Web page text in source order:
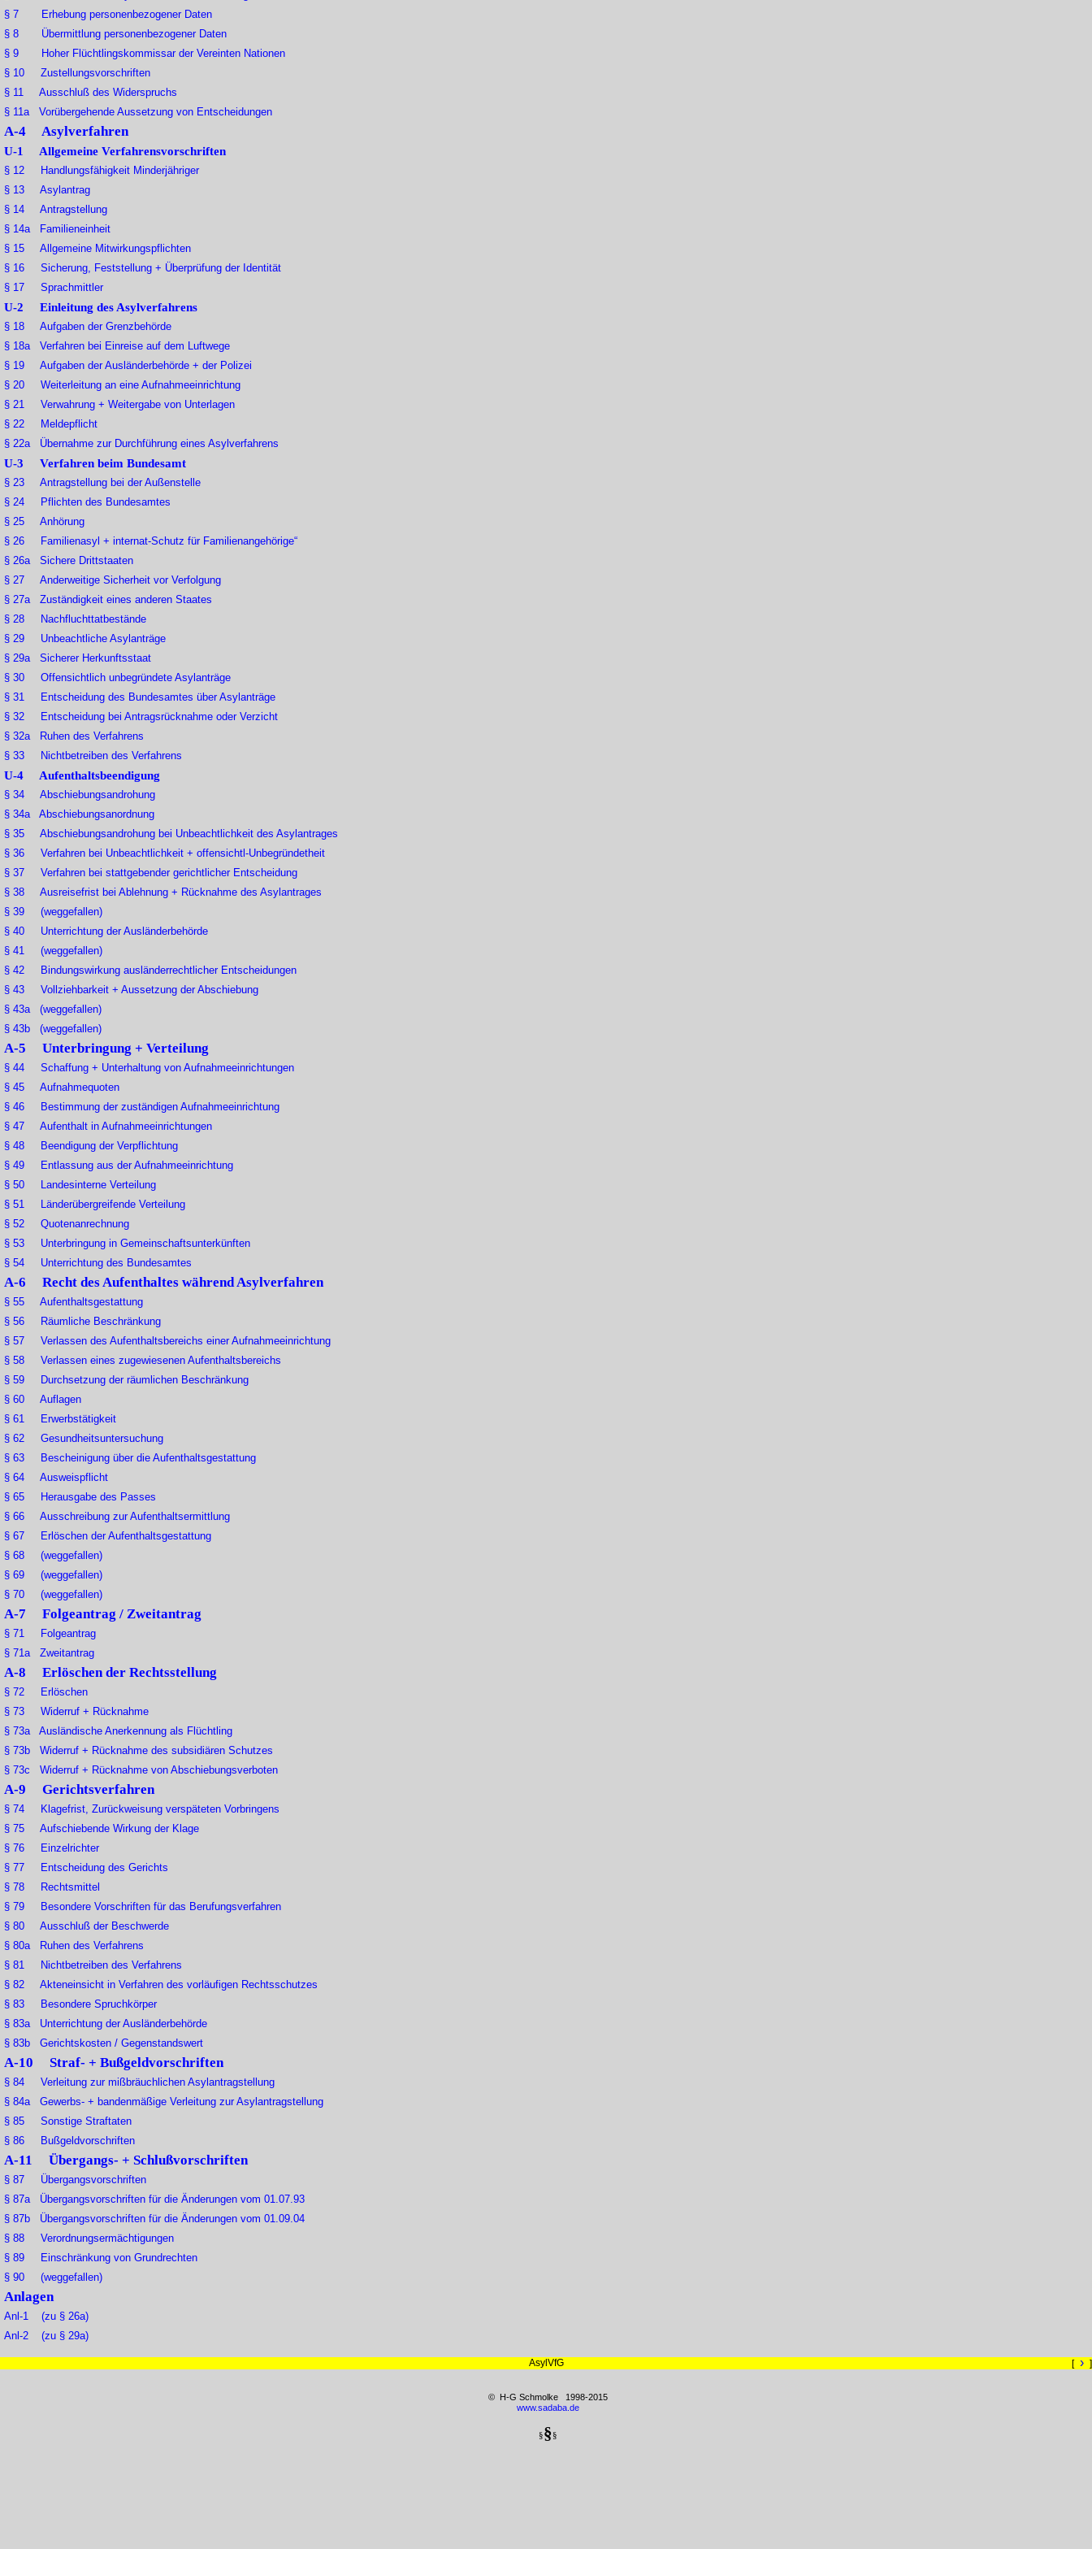
§ 7 Erhebung personenbezogener Daten
§ 8 Übermittlung personenbezogener Daten
§ 9 Hoher Flüchtlingskommissar der Vereinten Nationen
§ 10 Zustellungsvorschriften
§ 11 Ausschluß des Widerspruchs
§ 11a Vorübergehende Aussetzung von Entscheidungen
A-4 Asylverfahren
U-1 Allgemeine Verfahrensvorschriften
§ 12 Handlungsfähigkeit Minderjähriger
§ 13 Asylantrag
§ 14 Antragstellung
§ 14a Familieneinheit
§ 15 Allgemeine Mitwirkungspflichten
§ 16 Sicherung, Feststellung + Überprüfung der Identität
§ 17 Sprachmittler
U-2 Einleitung des Asylverfahrens
§ 18 Aufgaben der Grenzbehörde
§ 18a Verfahren bei Einreise auf dem Luftwege
§ 19 Aufgaben der Ausländerbehörde + der Polizei
§ 20 Weiterleitung an eine Aufnahmeeinrichtung
§ 21 Verwahrung + Weitergabe von Unterlagen
§ 22 Meldepflicht
§ 22a Übernahme zur Durchführung eines Asylverfahrens
U-3 Verfahren beim Bundesamt
§ 23 Antragstellung bei der Außenstelle
§ 24 Pflichten des Bundesamtes
§ 25 Anhörung
§ 26 Familienasyl + internat-Schutz für Familienangehörige“
§ 26a Sichere Drittstaaten
§ 27 Anderweitige Sicherheit vor Verfolgung
§ 27a Zuständigkeit eines anderen Staates
§ 28 Nachfluchttatbestände
§ 29 Unbeachtliche Asylanträge
§ 29a Sicherer Herkunftsstaat
§ 30 Offensichtlich unbegründete Asylanträge
§ 31 Entscheidung des Bundesamtes über Asylanträge
§ 32 Entscheidung bei Antragsrücknahme oder Verzicht
§ 32a Ruhen des Verfahrens
§ 33 Nichtbetreiben des Verfahrens
U-4 Aufenthaltsbeendigung
§ 34 Abschiebungsandrohung
§ 34a Abschiebungsanordnung
§ 35 Abschiebungsandrohung bei Unbeachtlichkeit des Asylantrages
§ 36 Verfahren bei Unbeachtlichkeit + offensichtl-Unbegründetheit
§ 37 Verfahren bei stattgebender gerichtlicher Entscheidung
§ 38 Ausreisefrist bei Ablehnung + Rücknahme des Asylantrages
§ 39 (weggefallen)
§ 40 Unterrichtung der Ausländerbehörde
§ 41 (weggefallen)
§ 42 Bindungswirkung ausländerrechtlicher Entscheidungen
§ 43 Vollziehbarkeit + Aussetzung der Abschiebung
§ 43a (weggefallen)
§ 43b (weggefallen)
A-5 Unterbringung + Verteilung
§ 44 Schaffung + Unterhaltung von Aufnahmeeinrichtungen
§ 45 Aufnahmequoten
§ 46 Bestimmung der zuständigen Aufnahmeeinrichtung
§ 47 Aufenthalt in Aufnahmeeinrichtungen
§ 48 Beendigung der Verpflichtung
§ 49 Entlassung aus der Aufnahmeeinrichtung
§ 50 Landesinterne Verteilung
§ 51 Länderübergreifende Verteilung
§ 52 Quotenanrechnung
§ 53 Unterbringung in Gemeinschaftsunterkünften
§ 54 Unterrichtung des Bundesamtes
A-6 Recht des Aufenthaltes während Asylverfahren
§ 55 Aufenthaltsgestattung
§ 56 Räumliche Beschränkung
§ 57 Verlassen des Aufenthaltsbereichs einer Aufnahmeeinrichtung
§ 58 Verlassen eines zugewiesenen Aufenthaltsbereichs
§ 59 Durchsetzung der räumlichen Beschränkung
§ 60 Auflagen
§ 61 Erwerbstätigkeit
§ 62 Gesundheitsuntersuchung
§ 63 Bescheinigung über die Aufenthaltsgestattung
§ 64 Ausweispflicht
§ 65 Herausgabe des Passes
§ 66 Ausschreibung zur Aufenthaltsermittlung
§ 67 Erlöschen der Aufenthaltsgestattung
§ 68 (weggefallen)
§ 69 (weggefallen)
§ 70 (weggefallen)
A-7 Folgeantrag / Zweitantrag
§ 71 Folgeantrag
§ 71a Zweitantrag
A-8 Erlöschen der Rechtsstellung
§ 72 Erlöschen
§ 73 Widerruf + Rücknahme
§ 73a Ausländische Anerkennung als Flüchtling
§ 73b Widerruf + Rücknahme des subsidiären Schutzes
§ 73c Widerruf + Rücknahme von Abschiebungsverboten
A-9 Gerichtsverfahren
§ 74 Klagefrist, Zurückweisung verspäteten Vorbringens
§ 75 Aufschiebende Wirkung der Klage
§ 76 Einzelrichter
§ 77 Entscheidung des Gerichts
§ 78 Rechtsmittel
§ 79 Besondere Vorschriften für das Berufungsverfahren
§ 80 Ausschluß der Beschwerde
§ 80a Ruhen des Verfahrens
§ 81 Nichtbetreiben des Verfahrens
§ 82 Akteneinsicht in Verfahren des vorläufigen Rechtsschutzes
§ 83 Besondere Spruchkörper
§ 83a Unterrichtung der Ausländerbehörde
§ 83b Gerichtskosten / Gegenstandswert
A-10 Straf- + Bußgeldvorschriften
§ 84 Verleitung zur mißbräuchlichen Asylantragstellung
§ 84a Gewerbs- + bandenmäßige Verleitung zur Asylantragstellung
§ 85 Sonstige Straftaten
§ 86 Bußgeldvorschriften
A-11 Übergangs- + Schlußvorschriften
§ 87 Übergangsvorschriften
§ 87a Übergangsvorschriften für die Änderungen vom 01.07.93
§ 87b Übergangsvorschriften für die Änderungen vom 01.09.04
§ 88 Verordnungsermächtigungen
§ 89 Einschränkung von Grundrechten
§ 90 (weggefallen)
Anlagen
Anl-1 (zu § 26a)
Anl-2 (zu § 29a)
AsylVfG [ › ]
© H-G Schmolke 1998-2015
www.sadaba.de
§§§